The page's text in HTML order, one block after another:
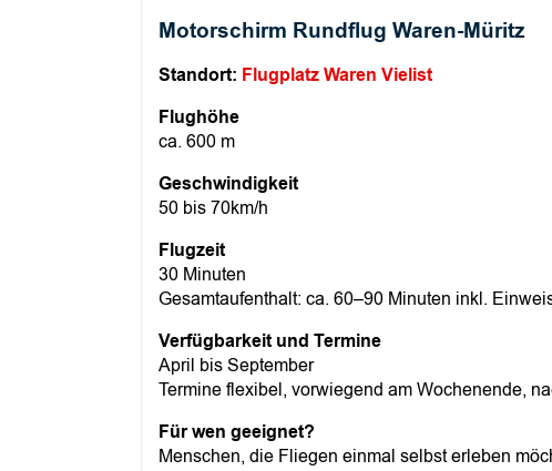
Motorschirm Rundflug Waren-Müritz
Standort: Flugplatz Waren Vielist
Flughöhe
ca. 600 m
Geschwindigkeit
50 bis 70km/h
Flugzeit
30 Minuten
Gesamtaufenthalt: ca. 60–90 Minuten inkl.
Verfügbarkeit und Termine
April bis September
Termine flexibel, vorwiegend am Wochenende,
Für wen geeignet?
Menschen, die Fliegen einmal selbst erleben